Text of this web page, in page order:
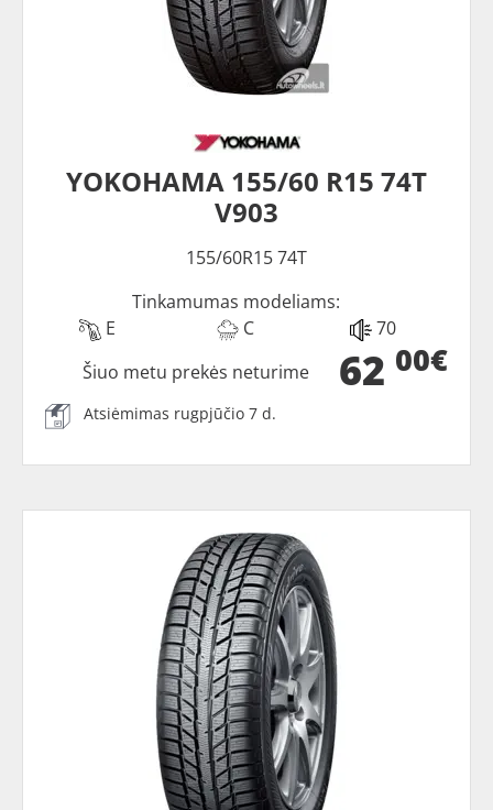
YOKOHAMA 155/60 R15 74T
V903
155/60R15 74T
Tinkamumas modeliams:
E
C 70
62 00€
Šiuo metu prekės neturime
Atsiėmimas rugpjūčio 7 d.